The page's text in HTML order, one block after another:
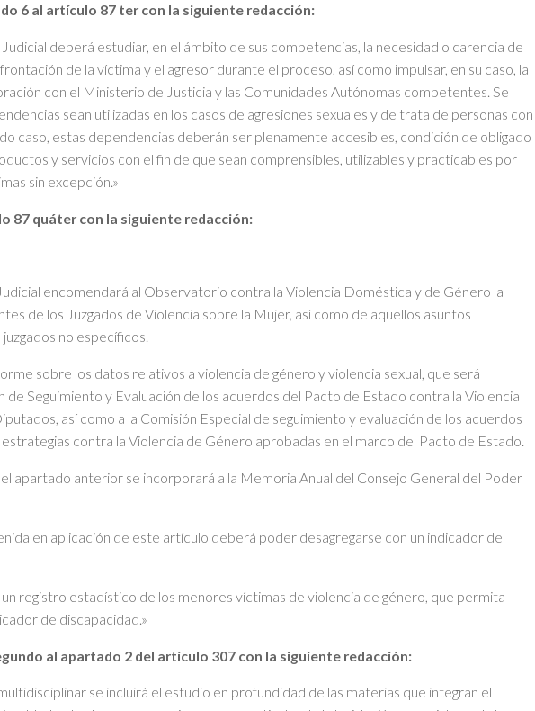
6 al artículo 87 ter con la siguiente redacción:
deberá estudiar, en el ámbito de sus competencias, la necesidad o carencia de
de la víctima y el agresor durante el proceso, así como impulsar, en su caso, la
con el Ministerio de Justicia y las Comunidades Autónomas competentes. Se
sean utilizadas en los casos de agresiones sexuales y de trata de personas con
caso, estas dependencias deberán ser plenamente accesibles, condición de obligado
y servicios con el fin de que sean comprensibles, utilizables y practicables por
sin excepción.»
87 quáter con la siguiente redacción:
encomendará al Observatorio contra la Violencia Doméstica y de Género la
de los Juzgados de Violencia sobre la Mujer, así como de aquellos asuntos
no específicos.
sobre los datos relativos a violencia de género y violencia sexual, que será
de Seguimiento y Evaluación de los acuerdos del Pacto de Estado contra la Violencia
así como a la Comisión Especial de seguimiento y evaluación de los acuerdos
contra la Violencia de Género aprobadas en el marco del Pacto de Estado.
apartado anterior se incorporará a la Memoria Anual del Consejo General del Poder
en aplicación de este artículo deberá poder desagregarse con un indicador de
registro estadístico de los menores víctimas de violencia de género, que permita
de discapacidad.»
al apartado 2 del artículo 307 con la siguiente redacción:
se incluirá el estudio en profundidad de las materias que integran el